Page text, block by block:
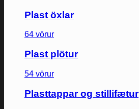
Plast öxlar
64 vörur
Plast plötur
54 vörur
Plasttappar og stillifætur